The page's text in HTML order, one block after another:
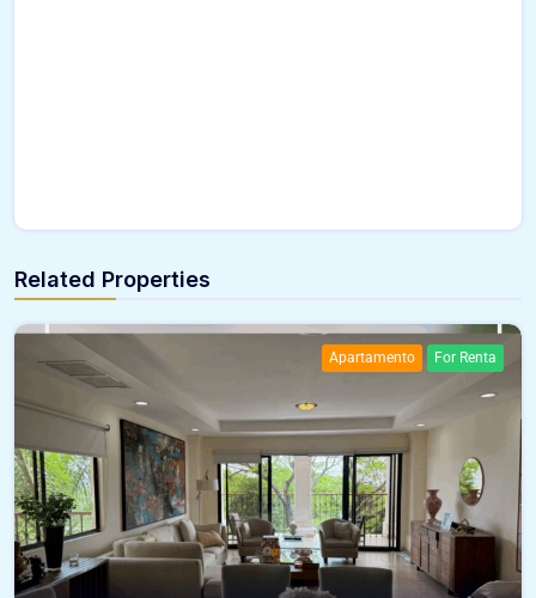
Related Properties
Apartamento For Renta